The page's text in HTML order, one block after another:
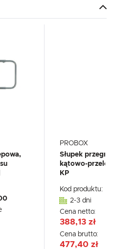
PROBOX
Słupek
kątowo-
KP
Kod produktu:
2-3 dni
Cena netto:
388,13 zł
Cena brutto:
477,40 zł